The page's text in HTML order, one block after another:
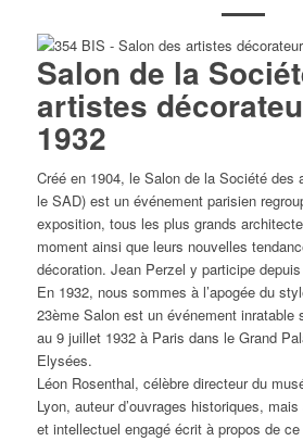
Salon de la
artistes
1932
Créé en 1904, le Salon de la Société des
le SAD) est un événement parisien
exposition, tous les plus grands
moment ainsi que leurs nouvelles
décoration. Jean Perzel y participe
En 1932, nous sommes à l’apogée du
23ème Salon est un événement inratable
au 9 juillet 1932 à Paris dans le Grand
Elysées.
Léon Rosenthal, célèbre directeur du
Lyon, auteur d’ouvrages historiques,
et intellectuel engagé écrit à propos de